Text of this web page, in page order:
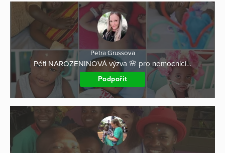
Petra Grussova
Péti NAROZENINOVÁ výzva 🌸 pro nemocnici…
Podpořit